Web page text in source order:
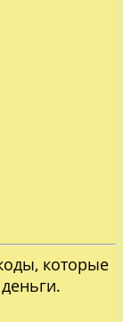
которые